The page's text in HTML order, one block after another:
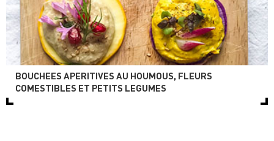
BOUCHEES APERITIVES AU HOUMOUS, FLEURS
COMESTIBLES ET PETITS LEGUMES